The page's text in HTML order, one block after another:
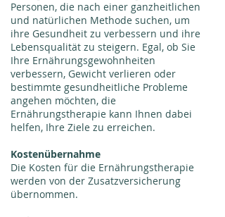
Personen, die nach einer ganzheitlichen
und natürlichen Methode suchen, um
ihre Gesundheit zu verbessern und ihre
Lebensqualität zu steigern. Egal, ob Sie
Ihre Ernährungsgewohnheiten
verbessern, Gewicht verlieren oder
bestimmte gesundheitliche Probleme
angehen möchten, die
Ernährungstherapie kann Ihnen dabei
helfen, Ihre Ziele zu erreichen.
Kostenübernahme
Die Kosten für die Ernährungstherapie
werden von der Zusatzversicherung
übernommen.